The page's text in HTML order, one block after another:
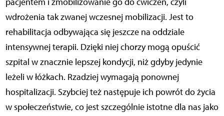
wdrożenia tak zwanej wczesnej mobilizacji. Jest to
rehabilitacja odbywająca się jeszcze na oddziale
intensywnej terapii. Dzięki niej chorzy mogą opuścić
szpital w znacznie lepszej kondycji, niż gdyby jedynie
leżeli w łóżkach. Rzadziej wymagają ponownej
hospitalizacji. Szybciej też następuje ich powrót do życia
w społeczeństwie, co jest szczególnie istotne dla nas jako